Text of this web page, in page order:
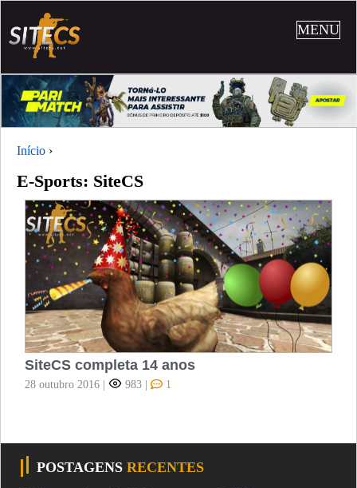
MENU
Início ›
E-Sports: SiteCS
SiteCS completa 14 anos
28 outubro 2016 | 983 | 1
POSTAGENS RECENTES